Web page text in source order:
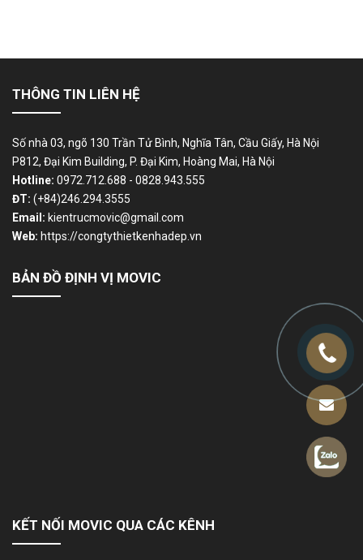
THÔNG TIN LIÊN HỆ
Số nhà 03, ngõ 130 Trần Tử Bình, Nghĩa Tân, Cầu Giấy, Hà Nội
P812, Đại Kim Building, P. Đại Kim, Hoàng Mai, Hà Nội
Hotline: 0972.712.688 - 0828.943.555
ĐT: (+84)246.294.3555
Email: kientrucmovic@gmail.com
Web: https://congtythietkenhadep.vn
BẢN ĐỒ ĐỊNH VỊ MOVIC
KẾT NỐI MOVIC QUA CÁC KÊNH